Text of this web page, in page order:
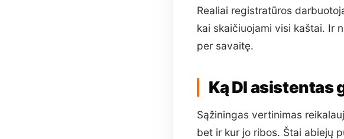
Realiai registratūros
kai skaičiuojami visi kaštai. Ir
per savaitę.
Ką DI asistentas
Sąžiningas vertinimas
bet ir kur jo ribos. Štai abiejų